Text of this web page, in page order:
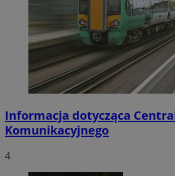
Informacja dotycząca
Komunikacyjnego
4